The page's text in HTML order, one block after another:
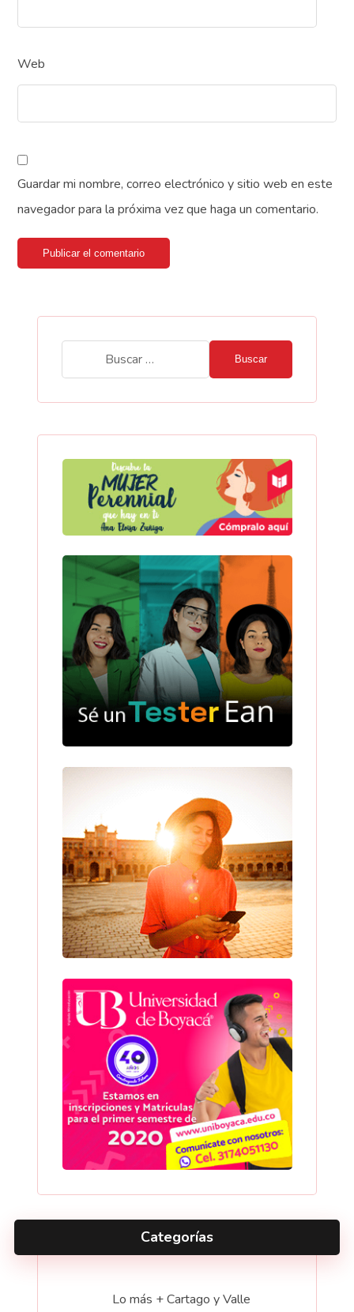
Web
Guardar mi nombre, correo electrónico y sitio web en este
navegador para la próxima vez que haga un comentario.
Publicar el comentario
Buscar
Categorías
Lo más + Cartago y Valle